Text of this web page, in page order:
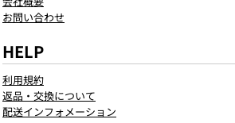
お問い合わせ
HELP
利用規約
返品・交換について
配送インフォメーション